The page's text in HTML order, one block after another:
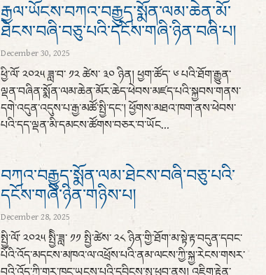
རྒྱལ་ཡོངས་བཀའ་བརྒྱུད་སྨོན་ལམ་ཆེན་མོ་
ཐེངས་བཞི་བཅུ་པའི་དངོས་གཞི་ཉིན་བཞི་པ།
December 30, 2025
ཕྱི་ལོ་ ༢༠༢༥ ཟླ་བ་ ༡༢ ཚེས་ ༣༠ ཉིན། ཕྱག་ཚོད་ ༦ པའི་ཐོག་རྒྱུན་
ལྡན་བཞིན་སྨོན་ལམ་ཆེན་མོར་ཆེད་ཕེབས་མཛད་པའི་སྐྱབས་གནས་
དགེ་འདུན་འདུས་པ་རྒྱ་མཚོ་སྤྱི་དང་། ཕྱོགས་མཐའ་ཁག་ནས་ཕེབས་
པའི་དད་ལྡན་མི་དམངས་ཚོགས་བཅར་བ་ཡོང...
བཀའ་བརྒྱུད་སྨོན་ལམ་ཐེངས་བཞི་བཅུ་པའི་
དངོས་གཞི་ཉིན་གཉིས་པ།
December 28, 2025
སྤྱི་ལོ་ ༢༠༢༥ སྤྱིི་ཟླ་ ༡༡ སྤྱི་ཚེས་ ༢༨ ཉིན་གྱི་ཐོག་མ་སྟེ་རྟ་བདུན་དབང་
པོའི་འོད་མདངས་མཁའ་ལ་འཕྲོས་པའི་ནམ་ལངས་ཀྱི་སྐྱ་རེངས་གསར་